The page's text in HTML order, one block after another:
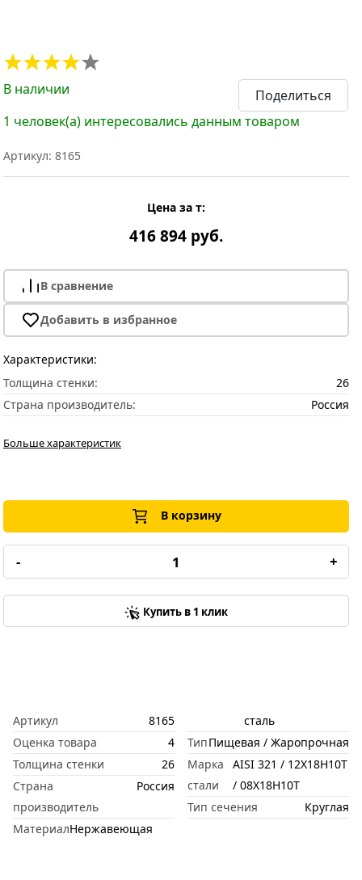
В наличии
Поделиться
1 человек(а) интересовались данным товаром
Артикул: 8165
Цена за т:
416 894 руб.
В сравнение
Добавить в избранное
Характеристики:
Толщина стенки:
26
Страна производитель:
Россия
Больше характеристик
В корзину
- +
Купить в 1 клик
Артикул
8165
Оценка товара
4
Толщина стенки
26
Страна
производитель
Россия
МатериалНержавеющая
сталь
ТипПищевая / Жаропрочная
Марка
стали
AISI 321 / 12Х18Н10Т
/ 08Х18Н10Т
Тип сечения
Круглая